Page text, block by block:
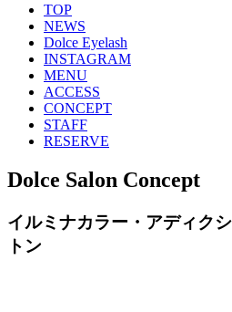
TOP
NEWS
Dolce Eyelash
INSTAGRAM
MENU
ACCESS
CONCEPT
STAFF
RESERVE
Dolce Salon Concept
イルミナカラー・アディク
トン